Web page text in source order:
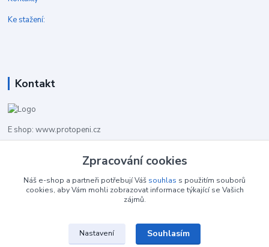
Ke stažení:
Kontakt
E shop: www.protopeni.cz
+420 483 710 226
info@protopeni.cz
Zpracování cookies
Náš e-shop a partneři potřebují Váš souhlas s použitím souborů
cookies, aby Vám mohli zobrazovat informace týkající se Vašich
zájmů.
Nastavení Souhlasím